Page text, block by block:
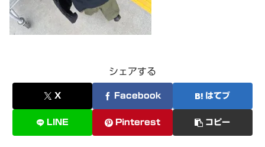
シェアする
X Facebook はてブ
LINE Pinterest コピー